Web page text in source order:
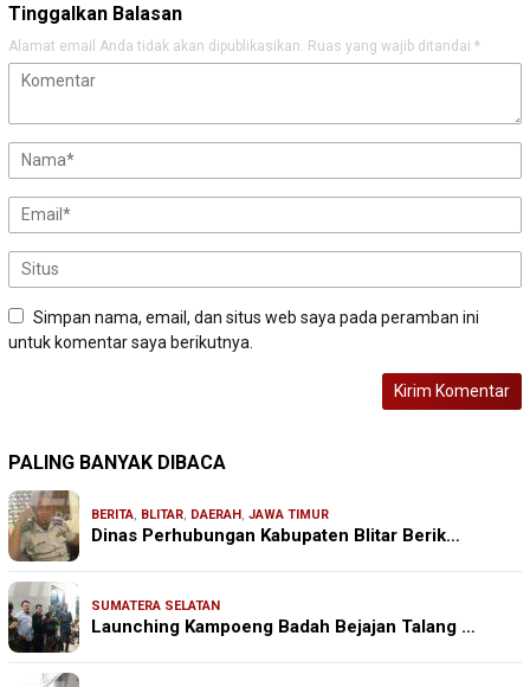
Tinggalkan Balasan
Alamat email Anda tidak akan dipublikasikan. Ruas yang wajib ditandai *
Simpan nama, email, dan situs web saya pada peramban ini
untuk komentar saya berikutnya.
PALING BANYAK DIBACA
BERITA, BLITAR, DAERAH, JAWA TIMUR
Dinas Perhubungan Kabupaten Blitar Berik…
SUMATERA SELATAN
Launching Kampoeng Badah Bejajan Talang …